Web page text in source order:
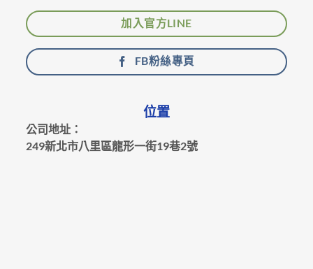
加入官方LINE
FB粉絲專頁
位置
公司地址：
249新北市八里區龍形一街19巷2號